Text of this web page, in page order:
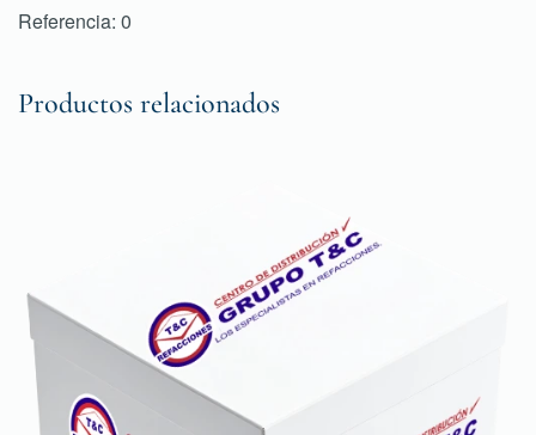
Referencia: 0
Productos relacionados